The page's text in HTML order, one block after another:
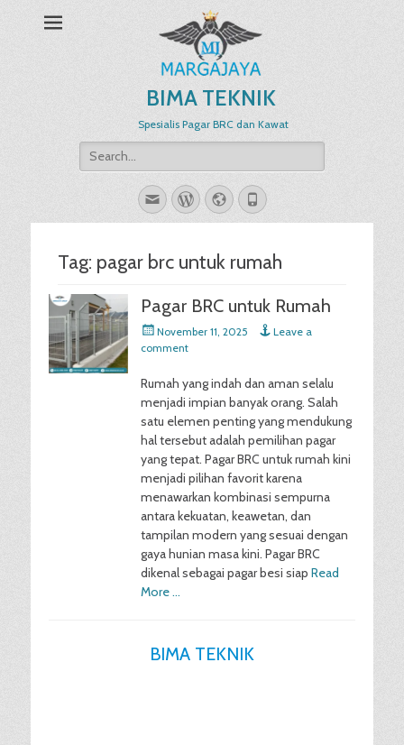
BIMA TEKNIK
Spesialis Pagar BRC dan Kawat
Search
for:
EmailWordPress
WebsitePhone
Tag: pagar brc untuk rumah
Pagar BRC untuk Rumah
Posted
on
November 11, 2025
Leave a
comment
Rumah yang indah dan aman selalu
menjadi impian banyak orang. Salah
satu elemen penting yang mendukung
hal tersebut adalah pemilihan pagar
yang tepat. Pagar BRC untuk rumah kini
menjadi pilihan favorit karena
menawarkan kombinasi sempurna
antara kekuatan, keawetan, dan
tampilan modern yang sesuai dengan
gaya hunian masa kini. Pagar BRC
dikenal sebagai pagar besi siap Read
More …
BIMA TEKNIK